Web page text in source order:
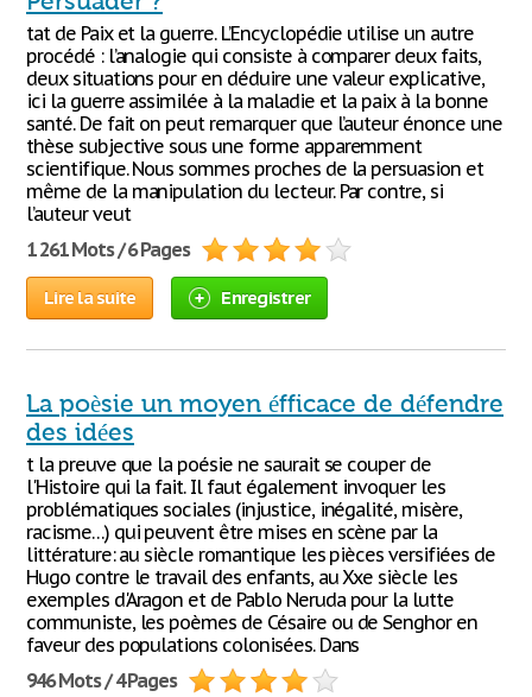
tat de Paix et la guerre. L’Encyclopédie utilise un autre
procédé : l’analogie qui consiste à comparer deux faits,
deux situations pour en déduire une valeur explicative,
ici la guerre assimilée à la maladie et la paix à la bonne
santé. De fait on peut remarquer que l’auteur énonce une
thèse subjective sous une forme apparemment
scientifique. Nous sommes proches de la persuasion et
même de la manipulation du lecteur. Par contre, si
l’auteur veut
1 261 Mots / 6 Pages
Lire la suite Enregistrer
La poèsie un moyen éfficace de défendre
des idées
t la preuve que la poésie ne saurait se couper de
l'Histoire qui la fait. Il faut également invoquer les
problématiques sociales (injustice, inégalité, misère,
racisme…) qui peuvent être mises en scène par la
littérature: au siècle romantique les pièces versifiées de
Hugo contre le travail des enfants, au Xxe siècle les
exemples d'Aragon et de Pablo Neruda pour la lutte
communiste, les poèmes de Césaire ou de Senghor en
faveur des populations colonisées. Dans
946 Mots / 4 Pages